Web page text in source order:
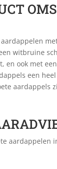
aardappelen
witbruine
en ook met
een
aardappels
aardappelen